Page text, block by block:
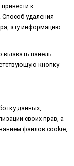
к
Способ удаления
эту информацию
вызвать панель
кнопку
данных,
своих прав, а
файлов cookie,